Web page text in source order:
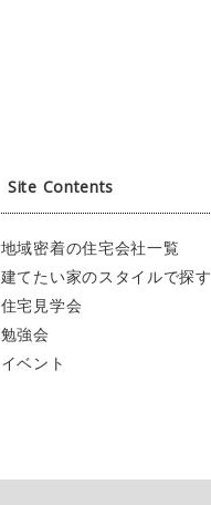
Site Contents
地域密着の住宅会社一覧
建てたい家のスタイルで探す
住宅見学会
勉強会
イベント